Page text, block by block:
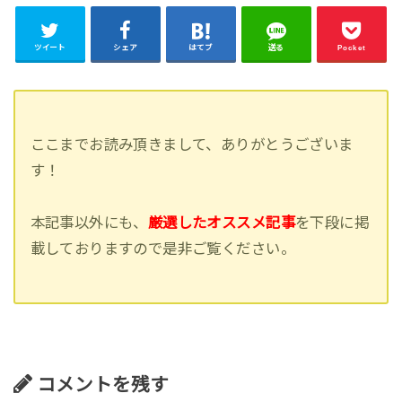
ツイート シェア はてブ 送る Pocket
ここまでお読み頂きまして、ありがとうございま
す！
本記事以外にも、 厳選したオススメ記事を下段に掲
載しておりますので是非ご覧ください。
コメントを残す